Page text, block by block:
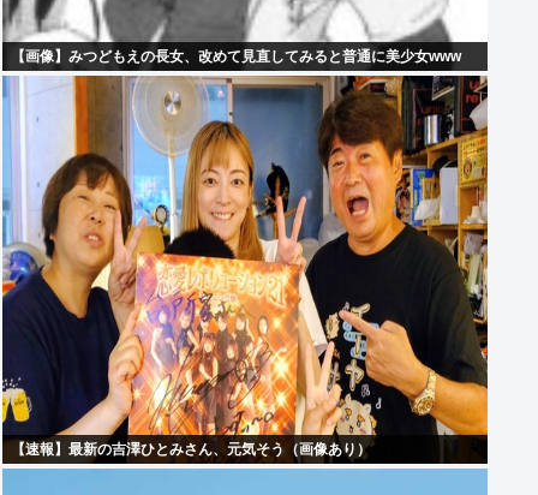
【画像】みつどもえの長女、改めて見直してみると普通に美少女www
【速報】最新の吉澤ひとみさん、元気そう（画像あり）